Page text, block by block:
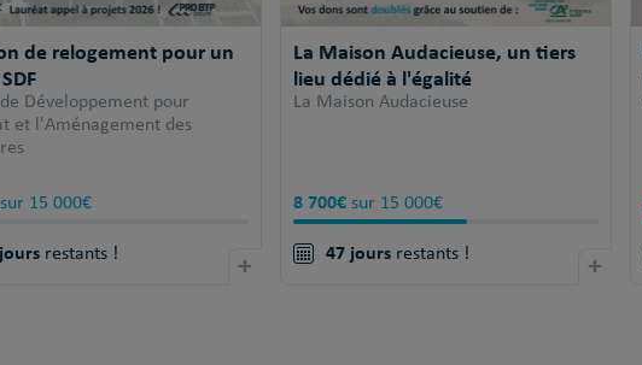
de relogement pour un
Développement pour
et l'Aménagement des
sur 15 000€
restants ! +
La Maison Audacieuse, un tiers
lieu dédié à l'égalité
La Maison Audacieuse
8 700€sur 15 000€
47 joursrestants ! +